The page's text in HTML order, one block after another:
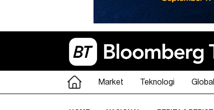
Market Teknologi Global